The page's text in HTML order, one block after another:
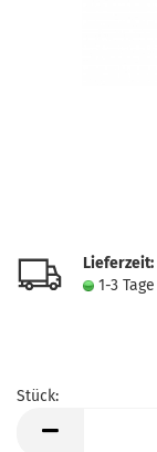
Lieferzeit:
1-3 Tage
Stück: